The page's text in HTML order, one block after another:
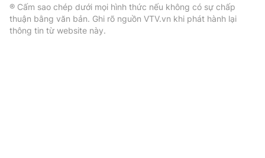
® Cấm sao chép dưới mọi hình thức nếu không có sự chấp
thuận bằng văn bản. Ghi rõ nguồn VTV.vn khi phát hành lại
thông tin từ website này.